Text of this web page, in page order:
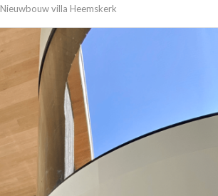
Nieuwbouw villa Heemskerk